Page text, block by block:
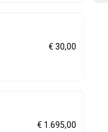
€ 30,00
€ 1.695,00